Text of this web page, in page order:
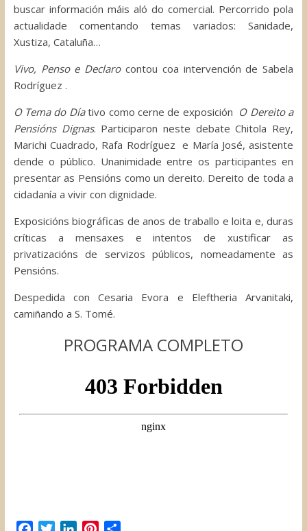
buscar información máis aló do comercial. Percorrido pola
actualidade comentando temas variados: Sanidade,
Xustiza, Cataluña…
Vivo, Penso e Declarocontou coa intervención de Sabela
Rodríguez .
O Tema do Díativo como cerne de exposición O Dereito a
Pensións Dignas. Participaron neste debate Chitola Rey,
Marichi Cuadrado, Rafa Rodríguez e María José, asistente
dende o público. Unanimidade entre os participantes en
presentar as Pensións como un dereito. Dereito de toda a
cidadanía a vivir con dignidade.
Exposicións biográficas de anos de traballo e loita e, duras
críticas a mensaxes e intentos de xustificar as
privatizacións de servizos públicos, nomeadamente as
Pensións.
Despedida con Cesaria Evora e Eleftheria Arvanitaki,
camiñando a S. Tomé.
PROGRAMA COMPLETO